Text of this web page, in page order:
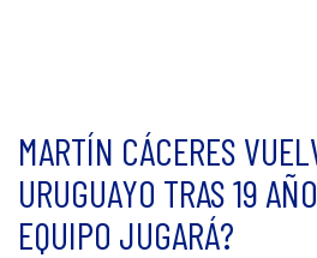
MARTÍN CÁCERES
URUGUAYO TRAS 19
EQUIPO JUGARÁ?